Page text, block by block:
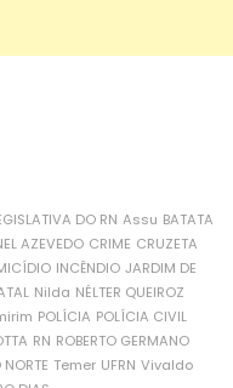
DO RN Assu BATATA
AZEVEDO CRIME CRUZETA
INCÊNDIO JARDIM DE
Nilda NÉLTER QUEIROZ
POLÍCIA POLÍCIA CIVIL
RN ROBERTO GERMANO
Temer UFRN Vivaldo